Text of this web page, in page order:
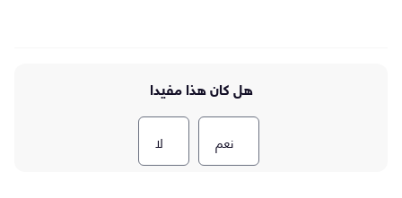
هل كان هذا مفيدا
نعم لا